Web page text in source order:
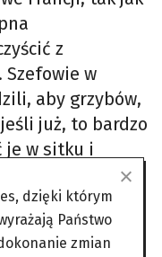
z
Szefowie w
aby grzybów,
już, to bardzo
je w sitku i
bo
w sobie, więc
dzięki którym
Państwo
zmian